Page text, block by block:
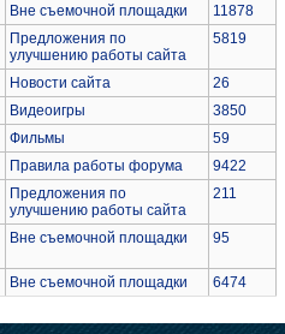
Вне съемочной площадки
11878
Предложения по
улучшению работы сайта
5819
Новости сайта
26
Видеоигры
3850
Фильмы
59
Правила работы форума
9422
Предложения по
улучшению работы сайта
211
Вне съемочной площадки 95
Вне съемочной площадки 6474